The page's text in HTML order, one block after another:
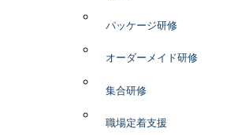
パッケージ研修
オーダーメイド研修
集合研修
職場定着支援